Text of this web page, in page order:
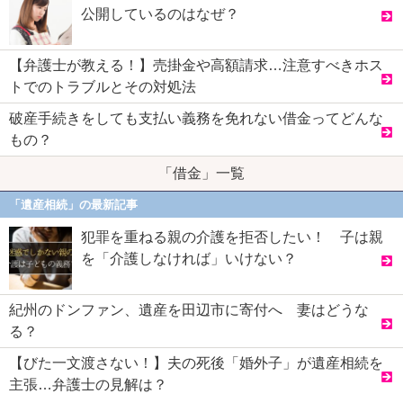
公開しているのはなぜ？
【弁護士が教える！】売掛金や高額請求…注意すべきホス
トでのトラブルとその対処法
破産手続きをしても支払い義務を免れない借金ってどんな
もの？
「借金」一覧
「遺産相続」の最新記事
犯罪を重ねる親の介護を拒否したい！ 子は親
を「介護しなければ」いけない？
紀州のドンファン、遺産を田辺市に寄付へ 妻はどうな
る？
【びた一文渡さない！】夫の死後「婚外子」が遺産相続を
主張…弁護士の見解は？